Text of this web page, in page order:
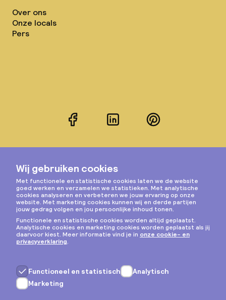
Over ons
Onze locals
Pers
FacebookLinkedInPinterest
Instagram
Privacy & cookies
Algemene voorwaarden